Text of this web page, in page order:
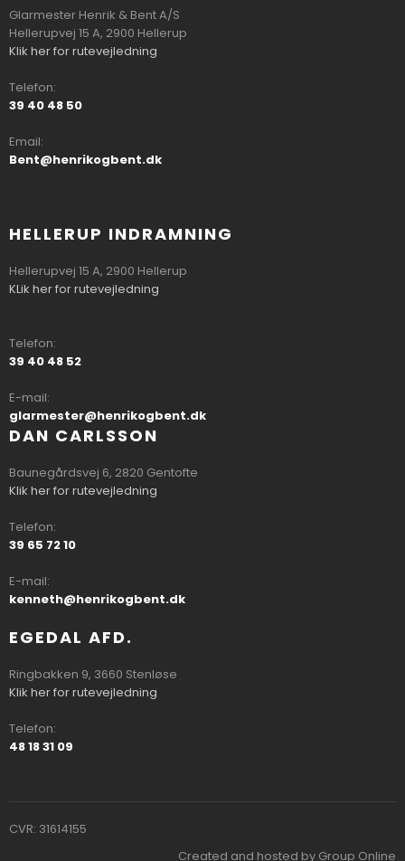
Glarmester Henrik & Bent A/S
Hellerupvej 15 A, 2900 Hellerup
Klik her for rutevejledning
Telefon:
39 40 48 50
Email:
Bent@henrikogbent.dk
HELLERUP INDRAMNING
​​Hellerupvej 15 A, 2900 Hellerup
KLik her for rutevejledning
Telefon:
39 40 48 52
E-mail:
glarmester@henrikogbent.dk
DAN CARLSSON
Baunegårdsvej 6, 2820 Gentofte
Klik her for rutevejledning
Telefon:
39 65 72 10
E-mail:
kenneth@henrikogbent.dk
EGEDAL AFD.
Ringbakken 9, 3660 Stenløse
Klik her for rutevejledning
Telefon:
48 18 31 09
CVR​: 31614155
Created and hosted by Group Online